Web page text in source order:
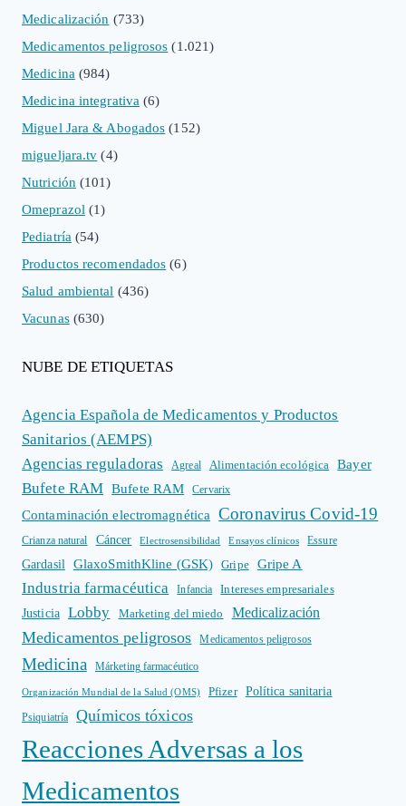
Medicalización (733)
Medicamentos peligrosos (1.021)
Medicina (984)
Medicina integrativa (6)
Miguel Jara & Abogados (152)
migueljara.tv (4)
Nutrición (101)
Omeprazol (1)
Pediatría (54)
Productos recomendados (6)
Salud ambiental (436)
Vacunas(630)
NUBE DE ETIQUETAS
Agencia Española de Medicamentos y Productos
Sanitarios (AEMPS)
Agencias reguladoras
Agreal Alimentación ecológica Bayer
Bufete RAM Bufete RAM Cervarix
Contaminación electromagnética Coronavirus Covid-19
Crianza natural Cáncer Electrosensibilidad Ensayos clínicos Essure
Gardasil GlaxoSmithKline (GSK) Gripe Gripe A
Industria farmacéutica Infancia
Intereses empresariales
Justicia
Lobby Marketing del miedo Medicalización
Medicamentos peligrosos Medicamentos peligrosos
Medicina Márketing farmacéutico
Organización Mundial de la Salud (OMS) Pfizer Política sanitaria
Psiquiatría Químicos tóxicos
Reacciones Adversas a los
Medicamentos